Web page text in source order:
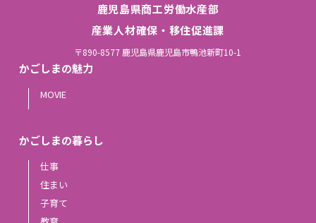
鹿児島県商工労働水産部
産業人材確保・移住促進課
〒890-8577 鹿児島県鹿児島市鴨池新町10-1
かごしまの魅力
MOVIE
かごしまの暮らし
仕事
住まい
子育て